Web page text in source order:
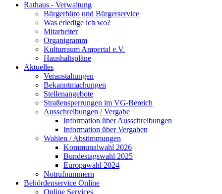
Rathaus - Verwaltung
Bürgerbüro und Bürgerservice
Was erledige ich wo?
Mitarbeiter
Organigramm
Kulturraum Ampertal e.V.
Haushaltspläne
Aktuelles
Veranstaltungen
Bekanntmachungen
Stellenangebote
Straßensperrungen im VG-Bereich
Ausschreibungen / Vergabe
Information über Ausschreibungen
Information über Vergaben
Wahlen / Abstimmungen
Kommunalwahl 2026
Bundestagswahl 2025
Europawahl 2024
Notrufnummern
Behördenservice Online
Online Services